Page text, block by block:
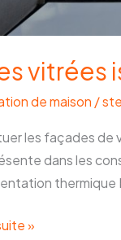
vitrées
de maison /
les façades de
dans les
thermique
»